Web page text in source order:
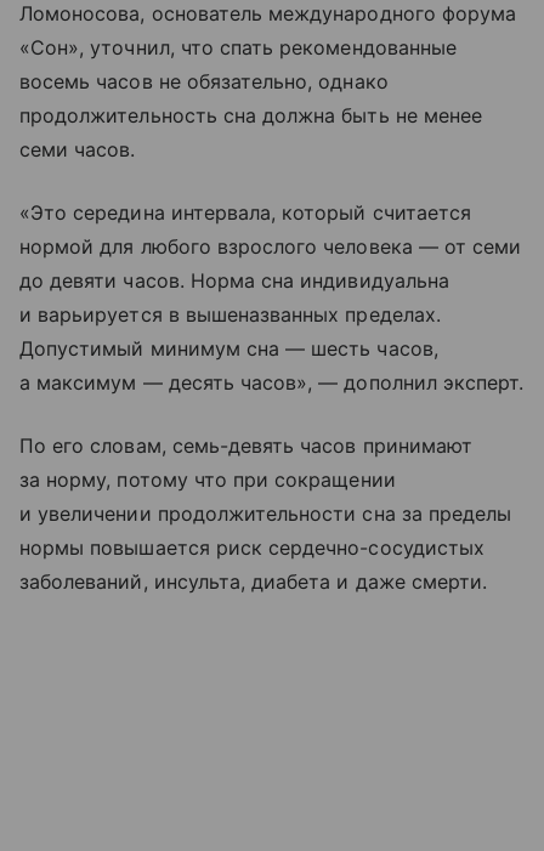
Ломоносова, основатель международного форума
«Сон», уточнил, что спать рекомендованные
восемь часов не обязательно, однако
продолжительность сна должна быть не менее
семи часов.
«Это середина интервала, который считается
нормой для любого взрослого человека — от семи
до девяти часов. Норма сна индивидуальна
и варьируется в вышеназванных пределах.
Допустимый минимум сна — шесть часов,
а максимум — десять часов», — дополнил эксперт.
По его словам, семь-девять часов принимают
за норму, потому что при сокращении
и увеличении продолжительности сна за пределы
нормы повышается риск сердечно-сосудистых
заболеваний, инсульта, диабета и даже смерти.